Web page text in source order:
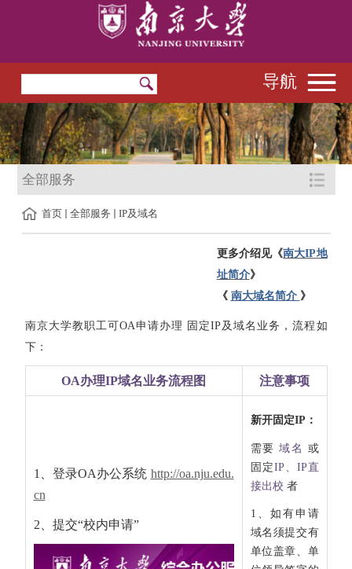
导航
全部服务
首页 全部服务 IP及域名
更多介绍见《南大IP地
址简介》
《 南大域名简介 》
南京大学教职工可OA申请办理 固定IP及域名业务，流程如
下：
OA办理IP域名业务流程图 注意事项
1、登录OA办公系统 http://oa.nju.edu.
cn
2、提交“校内申请”
新开固定IP：
需要 域名 或
固定IP、IP直
接出校 者
1、如有申请
域名须提交有
单位盖章、单